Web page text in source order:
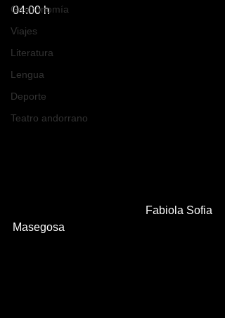
Gastronomía
Viajes
Literatura
Lengua
Deporte
Teatro andorrano
04:00 h
Masegosa